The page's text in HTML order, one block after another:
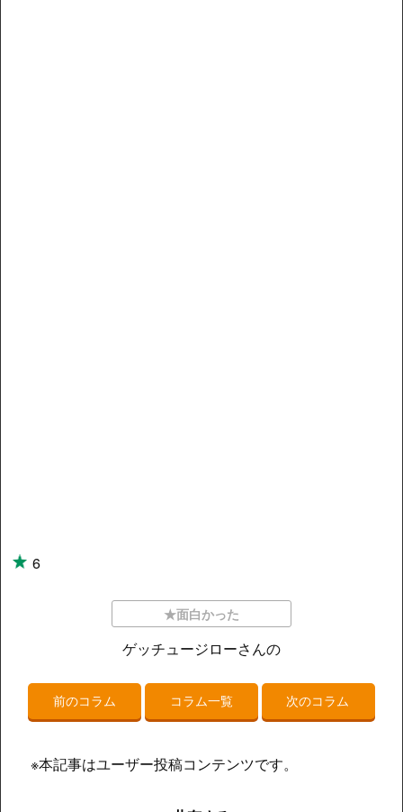
6
★面白かった
ゲッチュージローさんの
前のコラム コラム一覧 次のコラム
※本記事はユーザー投稿コンテンツです。